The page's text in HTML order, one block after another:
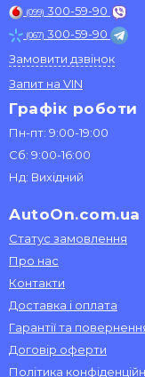
(099) 300-59-90
(067) 300-59-90
Замовити дзвінок
Запит на VIN
Графік роботи
Пн-пт: 9:00-19:00
Сб: 9:00-16:00
Нд: Вихідний
AutoOn.com.ua
Статус замовлення
Про нас
Контакти
Доставка і оплата
Гарантії та
Договір оферти
Політика